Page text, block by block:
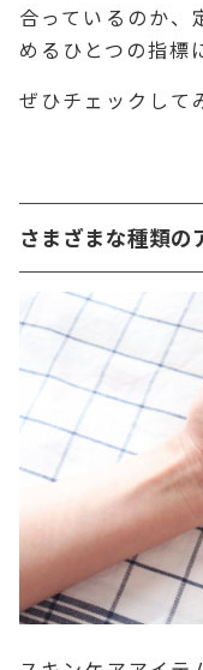
合っているのか、
めるひとつの指標
ぜひチェックして
さまざまな種類の